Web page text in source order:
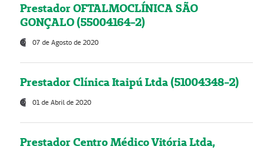
Prestador OFTALMOCLÍNICA SÃO
GONÇALO (55004164-2)
07 de Agosto de 2020
Prestador Clínica Itaipú Ltda (51004348-2)
01 de Abril de 2020
Prestador Centro Médico Vitória Ltda,